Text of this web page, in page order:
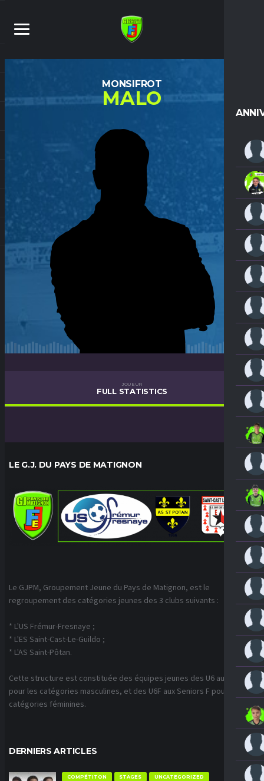
MONSIFROT
MALO
JOUEUR
FULL STATISTICS
LE G.J. DU PAYS DE MATIGNON
Le GJPM, Groupement Jeune du Pays de Matignon, est le
regroupement des catégories jeunes des 3 clubs suivants :
* L'US Frémur-Fresnaye ;
* L'ES Saint-Cast-Le-Guildo ;
* L'AS Saint-Pôtan.
Cette structure est constituée des équipes jeunes des U6 aux U18
pour les catégories masculines, et des U6F aux Seniors F pour les
catégories féminines.
DERNIERS ARTICLES
COMPÉTITON STAGES UNCATEGORIZED